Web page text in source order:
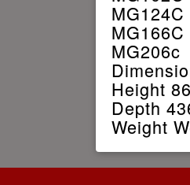
MG124C
MG166C
MG206c
Height
Depth
Weight